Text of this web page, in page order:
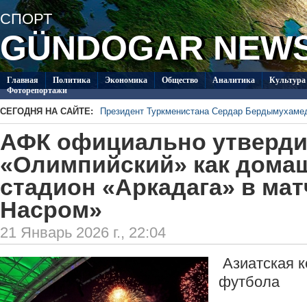
СПОРТ
GÜNDOGAR
Главная Политикa Экономика Общество Аналитика
Культура
Фоторепортажи
СЕГОДНЯ НА САЙТЕ:
Президент Туркменистана Сердар
В посольстве Туркменистана в Душанбе
«Туркменпочта» продолжает развивать
Глава ОБСЕ прибыл с визитом в Туркменистан
Около 20 работ из стран СНГ поступило на
Туркменистан пригласил Ассоциацию «Akhal-
по коневодству
АФК официально
«Олимпийский» как
стадион «Аркадага» в
Насром»
21 Январь 2026 г., 22:04
Азиатская
футбола